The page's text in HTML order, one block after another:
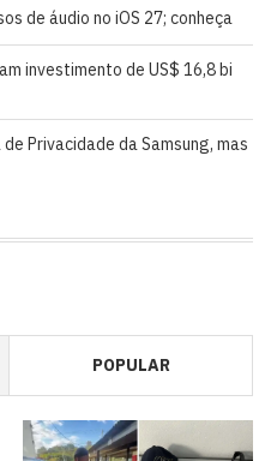
de áudio no iOS 27; conheça
investimento de US$ 16,8 bi
Privacidade da Samsung, mas
POPULAR